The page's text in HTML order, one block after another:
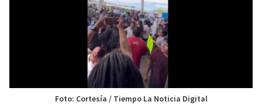
Foto: Cortesía / Tiempo La Noticia Digital